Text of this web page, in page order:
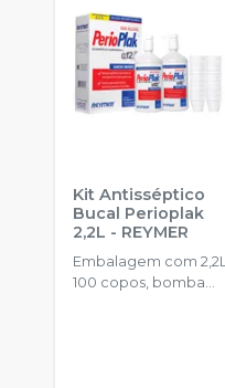
Kit Antisséptico
Bucal Perioplak
2,2L - REYMER
Embalagem com 2,2L,
100 copos, bomba